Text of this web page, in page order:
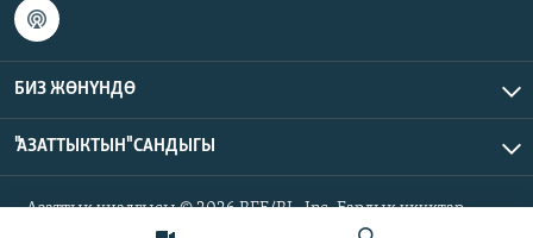
БИЗ ЖӨНҮНДӨ
"АЗАТТЫКТЫН" САНДЫГЫ
Азаттык үналгысы © 2026 RFE/RL, Inc. Бардык укуктар